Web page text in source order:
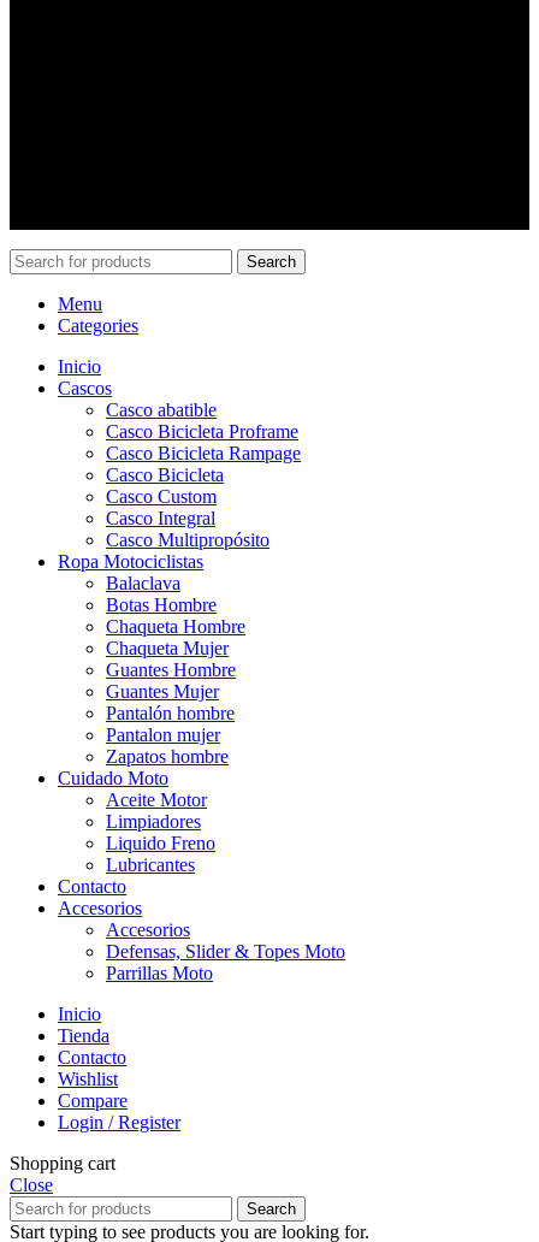
Search
Menu
Categories
Inicio
Cascos
Casco abatible
Casco Bicicleta Proframe
Casco Bicicleta Rampage
Casco Bicicleta
Casco Custom
Casco Integral
Casco Multipropósito
Ropa Motociclistas
Balaclava
Botas Hombre
Chaqueta Hombre
Chaqueta Mujer
Guantes Hombre
Guantes Mujer
Pantalón hombre
Pantalon mujer
Zapatos hombre
Cuidado Moto
Aceite Motor
Limpiadores
Liquido Freno
Lubricantes
Contacto
Accesorios
Accesorios
Defensas, Slider & Topes Moto
Parrillas Moto
Inicio
Tienda
Contacto
Wishlist
Compare
Login / Register
Shopping cart
Close
Search
Start typing to see products you are looking for.